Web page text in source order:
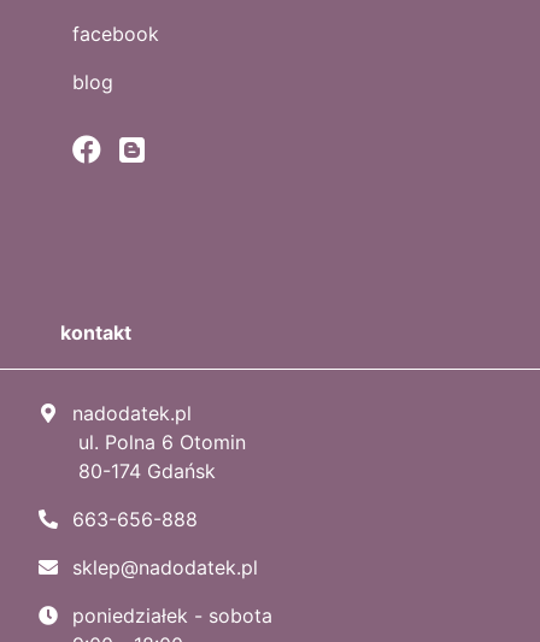
facebook
blog
kontakt
nadodatek.pl
ul. Polna 6 Otomin
80-174 Gdańsk
663-656-888
sklep@nadodatek.pl
poniedziałek - sobota